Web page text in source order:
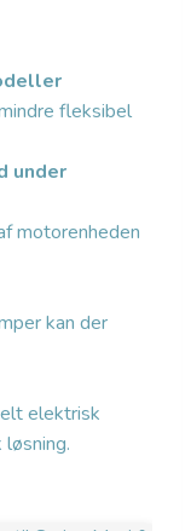
fleksibel
under
motorenheden
kan der
elektrisk